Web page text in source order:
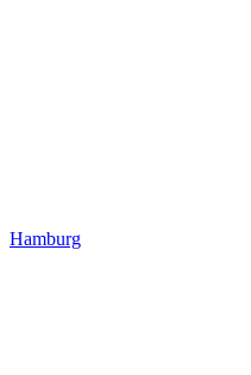
Hamburg